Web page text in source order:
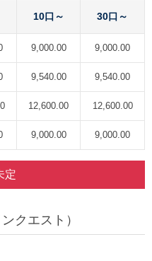
10口～ 30口～
9,000.00 9,000.00
9,540.00 9,540.00
12,600.00 12,600.00
9,000.00 9,000.00
定
クエスト）